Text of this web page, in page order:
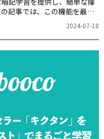
記事では、この機能を最大
について詳しくご紹介しま
2024-07-18